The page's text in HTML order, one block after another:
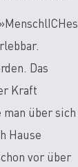
Das
Kraft
über sich
Hause
vor über